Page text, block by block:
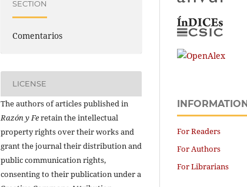
SECTION
Comentarios
LICENSE
The authors of articles published in
Razón y Feretain the intellectual
property rights over their works and
grant the journal their distribution and
public communication rights,
consenting to their publication under a
INFORMATION
For Readers
For Authors
For Librarians